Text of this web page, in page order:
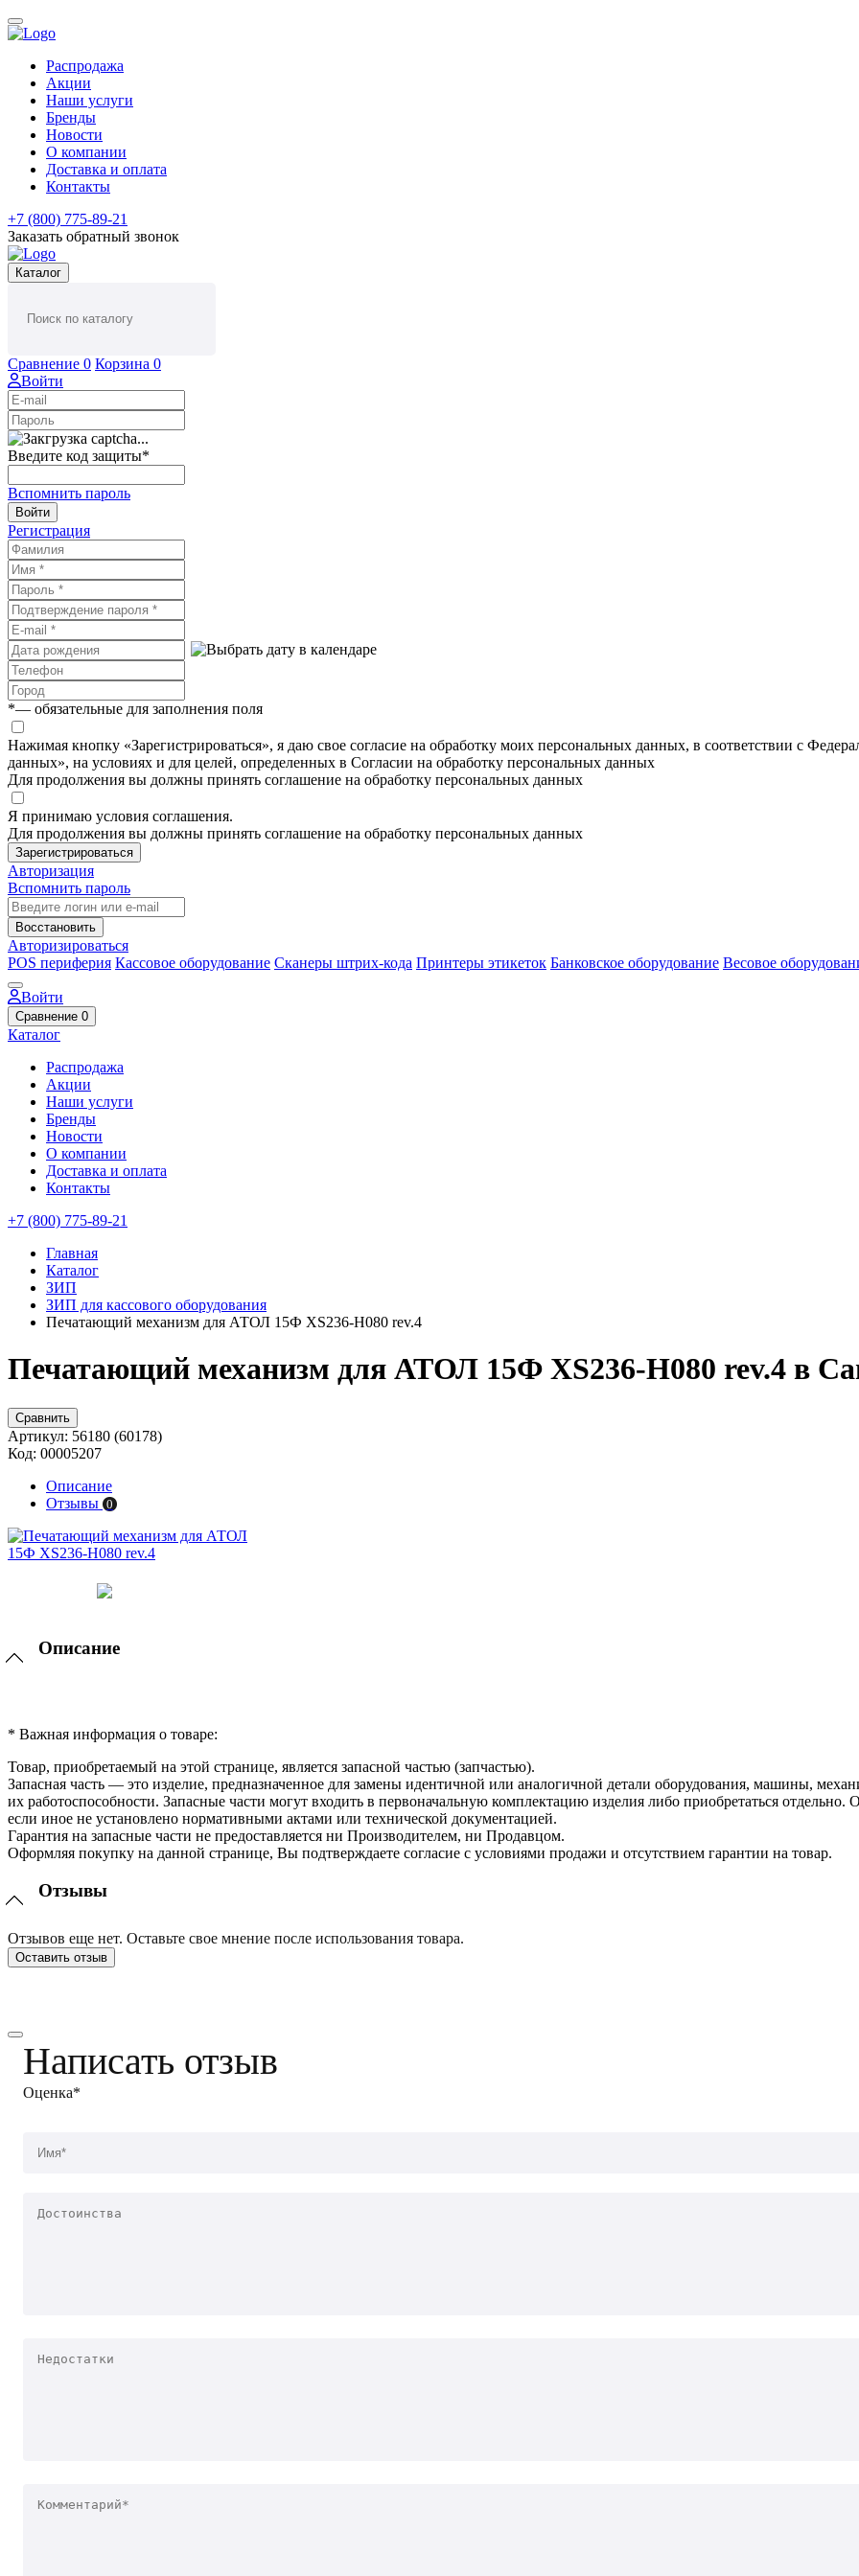
Распродажа
Акции
Наши услуги
Бренды
Новости
О компании
Доставка и оплата
Контакты
+7 (800) 775-89-21
Заказать обратный звонок
Каталог
Сравнение 0 Корзина 0
Войти
Введите код защиты*
Вспомнить пароль
Войти
Регистрация
*— обязательные для заполнения поля
Нажимая кнопку «Зарегистрироваться», я даю свое согласие на обработку моих персональных данных, в соответствии с
данных», на условиях и для целей, определенных в Согласии на обработку персональных данных
Для продолжения вы должны принять соглашение на обработку персональных данных
Я принимаю условия соглашения.
Для продолжения вы должны принять соглашение на обработку персональных данных
Зарегистрироваться
Авторизация
Вспомнить пароль
Восстановить
Авторизироваться
POS периферия Кассовое оборудование Сканеры штрих-кода Принтеры этикеток Банковское оборудование Весовое
Войти
Сравнение 0
Каталог
Распродажа
Акции
Наши услуги
Бренды
Новости
О компании
Доставка и оплата
Контакты
+7 (800) 775-89-21
Главная
Каталог
ЗИП
ЗИП для кассового оборудования
Печатающий механизм для АТОЛ 15Ф XS236-H080 rev.4
Печатающий механизм для АТОЛ 15Ф XS236-H080 rev.4 в
Сравнить
Артикул: 56180 (60178)
Код: 00005207
Описание
Отзывы 0
Описание
* Важная информация о товаре:
Товар, приобретаемый на этой странице, является запасной частью (запчастью).
Запасная часть — это изделие, предназначенное для замены идентичной или аналогичной детали оборудования, машины,
их работоспособности. Запасные части могут входить в первоначальную комплектацию изделия либо приобретаться
если иное не установлено нормативными актами или технической документацией.
Гарантия на запасные части не предоставляется ни Производителем, ни Продавцом.
Оформляя покупку на данной странице, Вы подтверждаете согласие с условиями продажи и отсутствием гарантии на товар.
Отзывы
Отзывов еще нет. Оставьте свое мнение после использования товара.
Оставить отзыв
Написать отзыв
Оценка*